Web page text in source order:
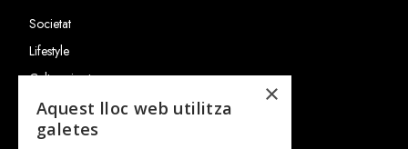
Societat
Lifestyle
Cultura i art
Entrevistes
Gastronomia
×
Aquest lloc web utilitza
galetes